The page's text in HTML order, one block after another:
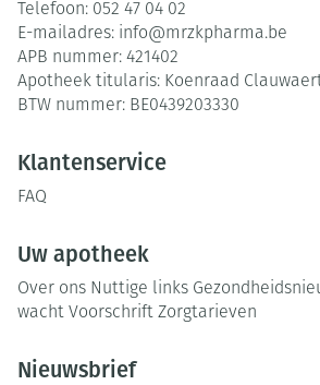
Telefoon: 052 47 04 02
E-mailadres: info@mrzkpharma.be
APB nummer: 421402
Apotheek titularis: Koenraad
BTW nummer: BE0439203330
Klantenservice
FAQ
Uw apotheek
Over ons Nuttige links
wacht Voorschrift Zorgtarieven
Nieuwsbrief